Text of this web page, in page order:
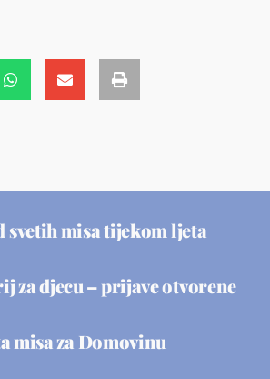
svetih misa tijekom ljeta
za djecu – prijave otvorene
misa za Domovinu